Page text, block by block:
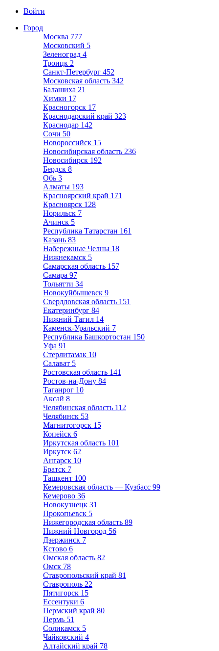
Войти
Город
Москва 777
Московский 5
Зеленоград 4
Троицк 2
Санкт-Петербург 452
Московская область 342
Балашиха 21
Химки 17
Красногорск 17
Краснодарский край 323
Краснодар 142
Сочи 50
Новороссийск 15
Новосибирская область 236
Новосибирск 192
Бердск 8
Обь 3
Алматы 193
Красноярский край 171
Красноярск 128
Норильск 7
Ачинск 5
Республика Татарстан 161
Казань 83
Набережные Челны 18
Нижнекамск 5
Самарская область 157
Самара 97
Тольятти 34
Новокуйбышевск 9
Свердловская область 151
Екатеринбург 84
Нижний Тагил 14
Каменск-Уральский 7
Республика Башкортостан 150
Уфа 91
Стерлитамак 10
Салават 5
Ростовская область 141
Ростов-на-Дону 84
Таганрог 10
Аксай 8
Челябинская область 112
Челябинск 53
Магнитогорск 15
Копейск 6
Иркутская область 101
Иркутск 62
Ангарск 10
Братск 7
Ташкент 100
Кемеровская область — Кузбасс 99
Кемерово 36
Новокузнецк 31
Прокопьевск 5
Нижегородская область 89
Нижний Новгород 56
Дзержинск 7
Кстово 6
Омская область 82
Омск 78
Ставропольский край 81
Ставрополь 22
Пятигорск 15
Ессентуки 6
Пермский край 80
Пермь 51
Соликамск 5
Чайковский 4
Алтайский край 78